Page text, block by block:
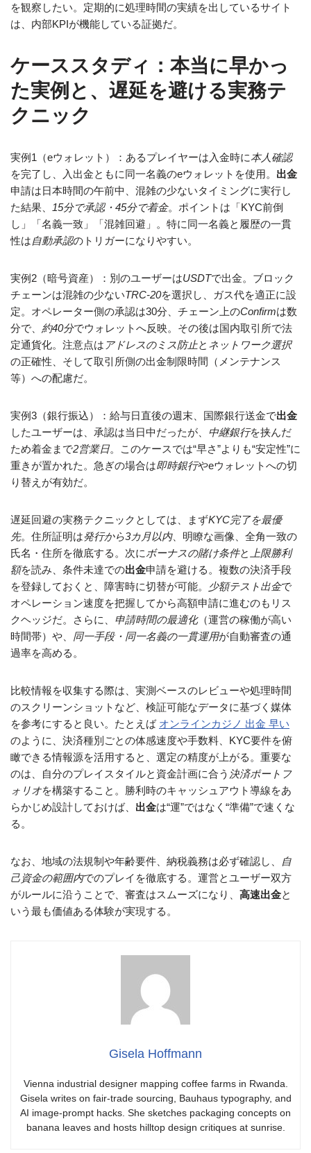
を観察したい。定期的に処理時間の実績を出しているサイト
は、内部KPIが機能している証拠だ。
ケーススタディ：本当に早かっ
た実例と、遅延を避ける実務テ
クニック
実例1（eウォレット）：あるプレイヤーは入金時に本人確認
を完了し、入出金ともに同一名義のeウォレットを使用。 出金
申請は日本時間の午前中、混雑の少ないタイミングに実行し
た結果、 15分で承認・45分で着金。ポイントは「KYC前倒
し」「名義一致」「混雑回避」。特に同一名義と履歴の一貫
性は自動承認のトリガーになりやすい。
実例2（暗号資産）：別のユーザーはUSDTで出金。ブロック
チェーンは混雑の少ないTRC-20を選択し、ガス代を適正に設
定。オペレーター側の承認は30分、チェーン上のConfirmは数
分で、 約40分でウォレットへ反映。その後は国内取引所で法
定通貨化。注意点は アドレスのミス防止と ネットワーク選択
の正確性、そして取引所側の出金制限時間（メンテナンス
等）への配慮だ。
実例3（銀行振込）：給与日直後の週末、国際銀行送金で出金
したユーザーは、承認は当日中だったが、 中継銀行を挟んだ
ため着金まで2営業日。このケースでは“早さ”よりも“安定性”に
重きが置かれた。急ぎの場合は即時銀行やeウォレットへの切
り替えが有効だ。
遅延回避の実務テクニックとしては、まずKYC完了を最優
先。住所証明は発行から3カ月以内、明瞭な画像、全角一致の
氏名・住所を徹底する。次にボーナスの賭け条件と 上限勝利
額を読み、条件未達での出金申請を避ける。複数の決済手段
を登録しておくと、障害時に切替が可能。
少額テスト出金で
オペレーション速度を把握してから高額申請に進むのもリス
クヘッジだ。さらに、 申請時間の最適化（運営の稼働が高い
時間帯）や、 同一手段・同一名義の一貫運用が自動審査の通
過率を高める。
比較情報を収集する際は、実測ベースのレビューや処理時間
のスクリーンショットなど、検証可能なデータに基づく媒体
を参考にすると良い。たとえば オンラインカジノ 出金 早い
のように、決済種別ごとの体感速度や手数料、KYC要件を俯
瞰できる情報源を活用すると、選定の精度が上がる。重要な
のは、自分のプレイスタイルと資金計画に合う 決済ポートフ
ォリオを構築すること。勝利時のキャッシュアウト導線をあ
らかじめ設計しておけば、 出金は“運”ではなく“準備”で速くな
る。
なお、地域の法規制や年齢要件、納税義務は必ず確認し、
自
己資金の範囲内でのプレイを徹底する。運営とユーザー双方
がルールに沿うことで、審査はスムーズになり、 高速出金と
いう最も価値ある体験が実現する。
Gisela Hoffmann
Vienna industrial designer mapping coffee farms in Rwanda.
Gisela writes on fair-trade sourcing, Bauhaus typography, and
AI image-prompt hacks. She sketches packaging concepts on
banana leaves and hosts hilltop design critiques at sunrise.